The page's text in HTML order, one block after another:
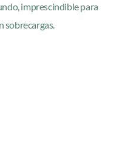
imprescindible para
sobrecargas.